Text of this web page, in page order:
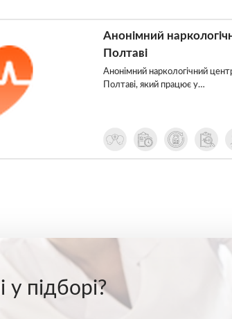
Анонімний
Полтаві
Анонімний наркологічний
Полтаві, який працює у…
у підборі?